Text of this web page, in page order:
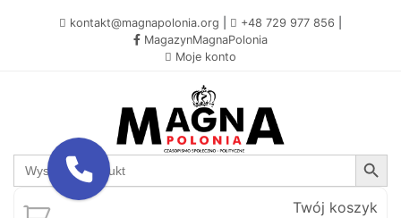
kontakt@magnapolonia.org +48 729 977 856
MagazynMagnaPolonia
Moje konto
Search
for:
Search Button
Twój koszyk